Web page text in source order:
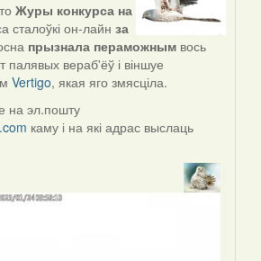
Журы конкурса на
сталоўкі он-лайн за
прызнала пераможнымвось
палявых вераб'ёў і віншуе
Vertigo, якая яго змясціла.
на эл.пошту
каму і на які адрас выслаць